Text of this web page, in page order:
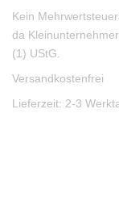
Kein
da
(1) UStG.
Versandkostenfrei
Lieferzeit: 2-3